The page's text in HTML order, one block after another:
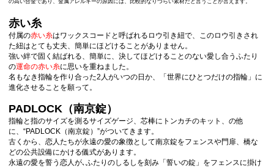
赤い糸
付属の赤い糸はワックスコードと呼ばれるロウ引き紐で、このロウ引きされ
た紐はとても丈夫、簡単にほどけることがありません。
強い絆で固く結ばれる、簡単に、決してほどけることのない愛し合うふたり
の運命の赤い糸に思いを重ねました。
名もなき指輪を作り合った2人がいつの日か、「世界にひとつだけの指輪」に
進化させることを願って。
PADLOCK（南京錠）
指輪と指のサイズを測るサイズゲージ、芯棒にトンカチのキット、の他
に、“PADLOCK（南京錠）”がついてきます。
古くから、恋人たちが永遠の愛の象徴として南京錠をフェンスや門扉、橋な
どの公共設備にかける儀式があります。
永遠の愛を誓う恋人が､ふたりのしるしを刻み「誓いの錠」をフェンスに掛け